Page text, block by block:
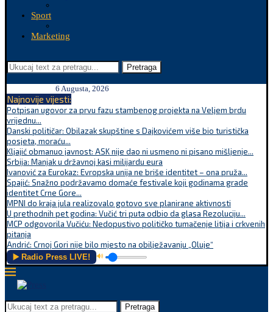
Sport
Marketing
Pretraga
6 Augusta, 2026
Najnovije vijesti:
Potpisan ugovor za prvu fazu stambenog projekta na Veljem brdu
vrijednu...
Danski političar: Obilazak skupštine s Dajkovićem više bio turistička
posjeta, moraću...
Kljajić obmanuo javnost: ASK nije dao ni usmeno ni pisano mišljenje...
Srbija: Manjak u državnoj kasi milijardu eura
Ivanović za Eurokaz: Evropska unija ne briše identitet – ona pruža...
Spajić: Snažno podržavamo domaće festivale koji godinama grade
identitet Crne Gore...
MPNI do kraja jula realizovalo gotovo sve planirane aktivnosti
U prethodnih pet godina: Vučić tri puta odbio da glasa Rezoluciju...
MCP odgovorila Vučiću: Nedopustivo političko tumačenje litija i crkvenih
pitanja
Andrić: Crnoj Gori nije bilo mjesto na obilježavanju „Oluje“
▶️ Radio Press LIVE! 🔊
Pretraga